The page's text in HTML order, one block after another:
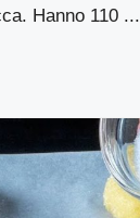
Hanno 110 ...